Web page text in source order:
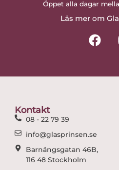
Öppet alla dagar
Läs mer om
F
a
Kontakt
08 - 22 79 39
info@glasprinsen.se
Barnängsgatan 46B,
116 48 Stockholm